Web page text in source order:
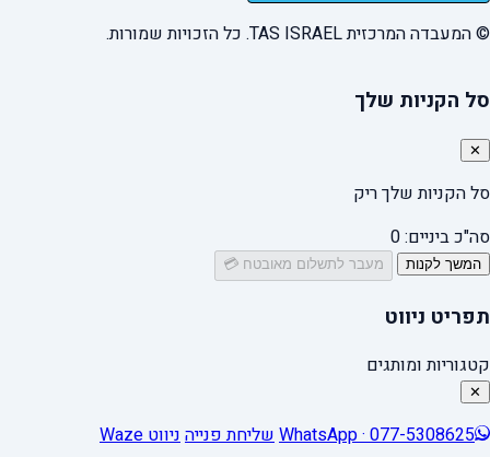
© המעבדה המרכזית TAS ISRAEL. כל הזכויות שמורות.
סל הקניות שלך
✕
סל הקניות שלך ריק
סה"כ ביניים:0
המשך לקנות מעבר לתשלום מאובטח 💳
תפריט ניווט
קטגוריות ומותגים
✕
WhatsApp · 077-5308625שליחת פנייהניווט Waze